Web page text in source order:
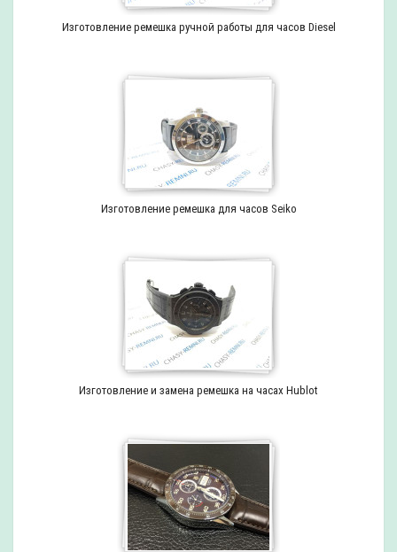
Изготовление ремешка ручной работы для часов Diesel
Изготовление ремешка для часов Seiko
Изготовление и замена ремешка на часах Hublot